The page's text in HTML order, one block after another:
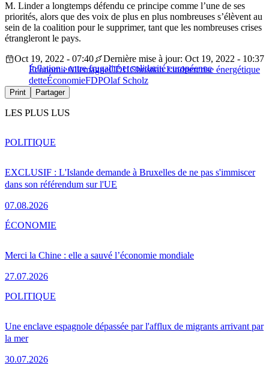
M. Linder a longtemps défendu ce principe comme l’une de ses
priorités, alors que des voix de plus en plus nombreuses s’élèvent au
sein de la coalition pour le supprimer, tant que les nombreuses crises
étrangleront le pays.
Inflation : entre frugalité et solidarité européenne
Oct 19, 2022 - 07:40
Dernière mise à jour: Oct 19, 2022 - 10:37
ÉconomieAllemagneCDUChristian Lindnercrise énergétique
detteÉconomieFDPOlaf Scholz
Print Partager
LES PLUS LUS
EXCLUSIF : L'Islande demande à Bruxelles de ne pas s'immiscer
dans son référendum sur l'UE
07.08.2026
POLITIQUE
Merci la Chine : elle a sauvé l’économie mondiale
27.07.2026
ÉCONOMIE
Une enclave espagnole dépassée par l'afflux de migrants arrivant par
la mer
30.07.2026
POLITIQUE